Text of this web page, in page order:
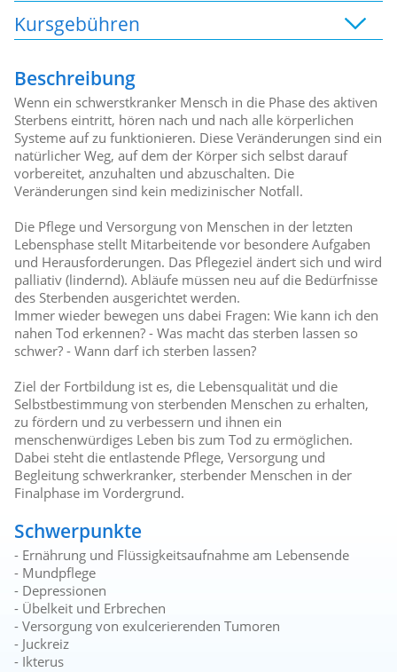
Kursgebühren
Beschreibung
Wenn ein schwerstkranker Mensch in die Phase des aktiven
Sterbens eintritt, hören nach und nach alle körperlichen
Systeme auf zu funktionieren. Diese Veränderungen sind ein
natürlicher Weg, auf dem der Körper sich selbst darauf
vorbereitet, anzuhalten und abzuschalten. Die
Veränderungen sind kein medizinischer Notfall.
Die Pflege und Versorgung von Menschen in der letzten
Lebensphase stellt Mitarbeitende vor besondere Aufgaben
und Herausforderungen. Das Pflegeziel ändert sich und wird
palliativ (lindernd). Abläufe müssen neu auf die Bedürfnisse
des Sterbenden ausgerichtet werden.
Immer wieder bewegen uns dabei Fragen: Wie kann ich den
nahen Tod erkennen? - Was macht das sterben lassen so
schwer? - Wann darf ich sterben lassen?
Ziel der Fortbildung ist es, die Lebensqualität und die
Selbstbestimmung von sterbenden Menschen zu erhalten,
zu fördern und zu verbessern und ihnen ein
menschenwürdiges Leben bis zum Tod zu ermöglichen.
Dabei steht die entlastende Pflege, Versorgung und
Begleitung schwerkranker, sterbender Menschen in der
Finalphase im Vordergrund.
Schwerpunkte
- Ernährung und Flüssigkeitsaufnahme am Lebensende
- Mundpflege
- Depressionen
- Übelkeit und Erbrechen
- Versorgung von exulcerierenden Tumoren
- Juckreiz
- Ikterus